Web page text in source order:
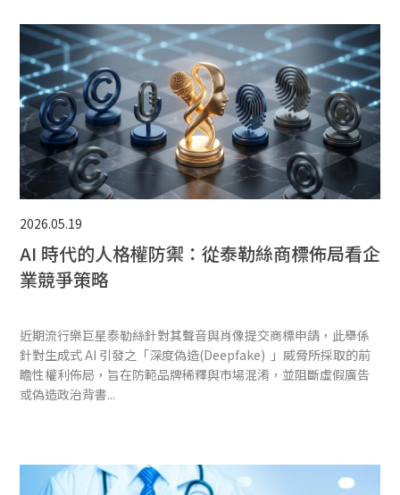
2026.05.19
AI 時代的人格權防禦：從泰勒絲商標佈局看企
業競爭策略
近期流行樂巨星泰勒絲針對其聲音與肖像提交商標申請，此舉係
針對生成式 AI 引發之「深度偽造(Deepfake) 」威脅所採取的前
瞻性權利佈局，旨在防範品牌稀釋與市場混淆，並阻斷虛假廣告
或偽造政治背書...